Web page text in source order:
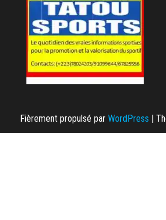
Fièrement propulsé par WordPress |